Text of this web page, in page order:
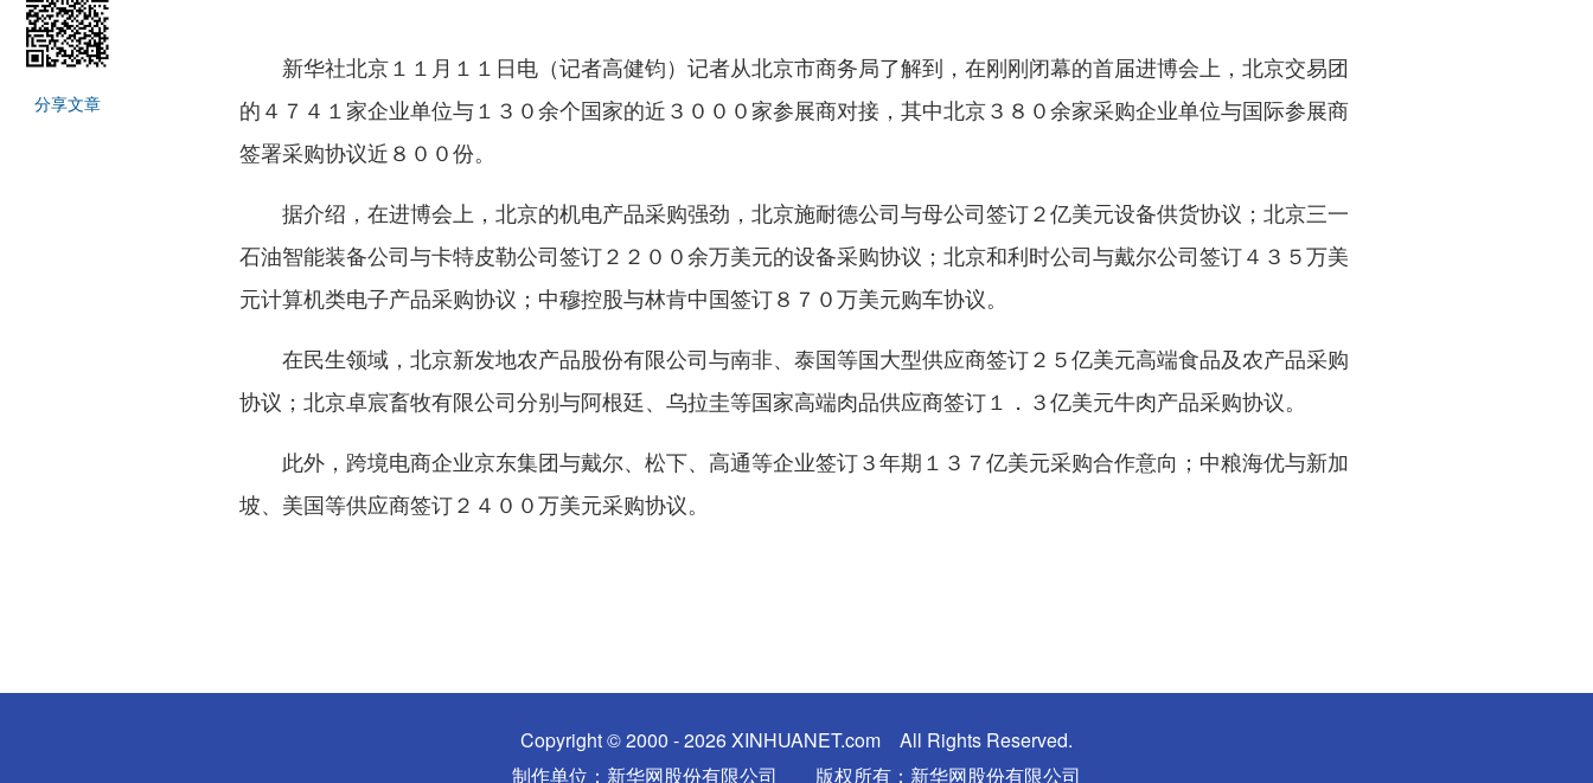
Português
Монгол
新华社北京１１月１１日电（记者高健钧）记者从北京市商务局了解到，在刚刚闭幕的首届进博会上，北京交易团
的４７４１家企业单位与１３０余个国家的近３０００家参展商对接，其中北京３８０余家采购企业单位与国际参展商
签署采购协议近８００份。
据介绍，在进博会上，北京的机电产品采购强劲，北京施耐德公司与母公司签订２亿美元设备供货协议；北京三一
石油智能装备公司与卡特皮勒公司签订２２００余万美元的设备采购协议；北京和利时公司与戴尔公司签订４３５万美
元计算机类电子产品采购协议；中穆控股与林肯中国签订８７０万美元购车协议。
在民生领域，北京新发地农产品股份有限公司与南非、泰国等国大型供应商签订２５亿美元高端食品及农产品采购
协议；北京卓宸畜牧有限公司分别与阿根廷、乌拉圭等国家高端肉品供应商签订１．３亿美元牛肉产品采购协议。
此外，跨境电商企业京东集团与戴尔、松下、高通等企业签订３年期１３７亿美元采购合作意向；中粮海优与新加
坡、美国等供应商签订２４００万美元采购协议。
分享文章
Copyright © 2000 - 2026 XINHUANET.com All Rights Reserved.
制作单位：新华网股份有限公司 版权所有：新华网股份有限公司